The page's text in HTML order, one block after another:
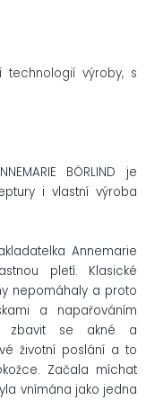
technologií výroby, s
BÖRLIND je
i vlastní výroba
Annemarie
pletí. Klasické
nepomáhaly a proto
a napařováním
zbavit se akné a
životní poslání a to
Začala míchat
vnímána jako jedna